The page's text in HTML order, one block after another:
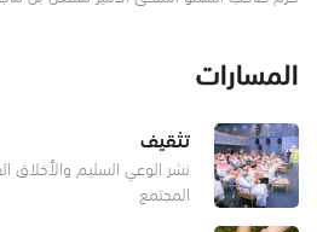
المتميزة بمحا
المسارات
تثقيف
نشر الوعي السليم والأخلاق
المجتمع